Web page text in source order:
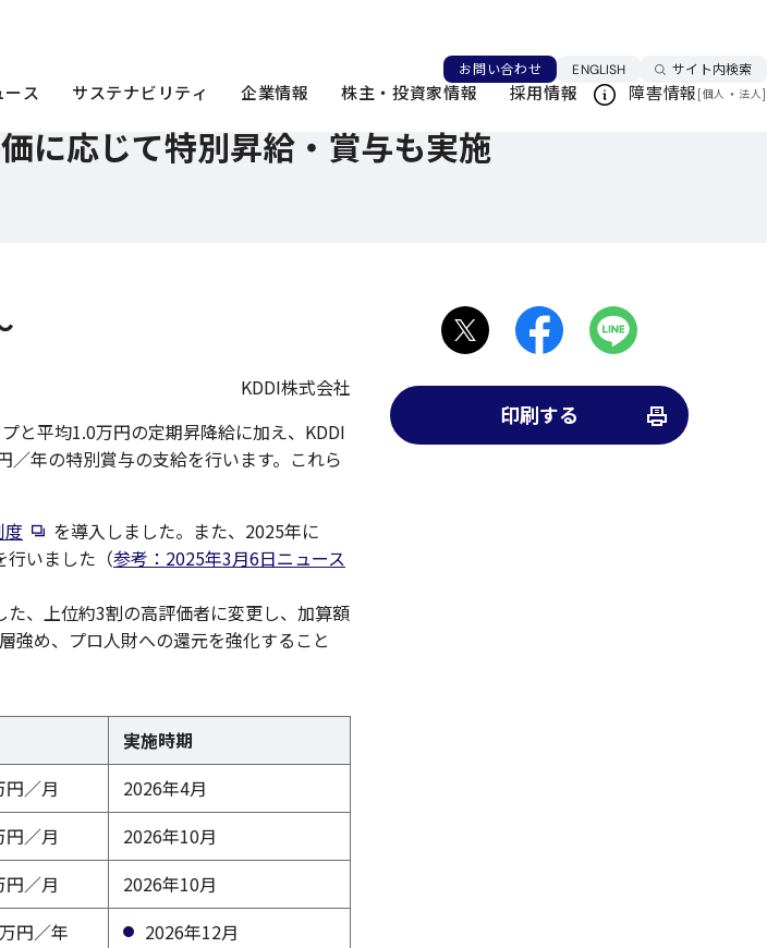
お問い合わせ ENGLISH言語を切り替える
サイト内検索
ース サステナビリティ 企業情報 株主・投資家情報 採用情報 障害情報[個人 ・ 法人]
に応じて特別昇給・賞与も実施
KDDI株式会社
と平均1.0万円の定期昇降給に加え、KDDI
年の特別賞与の支給を行います。これら
度 新規ウィンドウで開く
を導入しました。また、2025年に
行いました（参考：2025年3月6日ニュース
、上位約3割の高評価者に変更し、加算額
強め、プロ人財への還元を強化すること
実施時期
円／月
2026年4月
／月
2026年10月
／月
2026年10月
円／年
2026年12月
印刷する